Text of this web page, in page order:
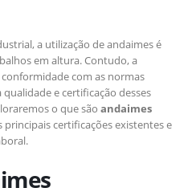
a utilização de andaimes é
em altura. Contudo, a
com as normas
e certificação desses
o que são andaimes
principais certificações existentes e